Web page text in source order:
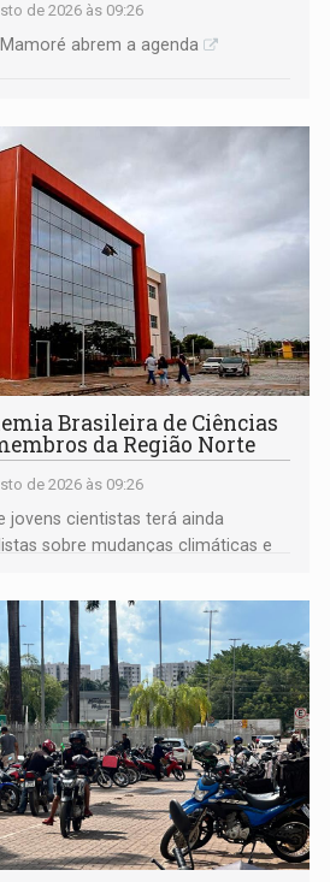
de 2026 às 09:26
abrem a agenda
Brasileira de Ciências
da Região Norte
de 2026 às 09:26
jovens cientistas terá ainda
sobre mudanças climáticas e